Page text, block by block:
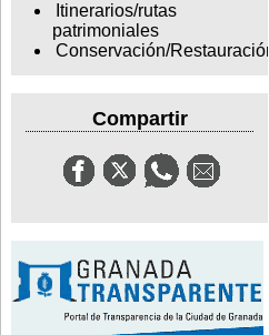
Itinerarios/rutas
patrimoniales
Conservación/Restauración
Compartir